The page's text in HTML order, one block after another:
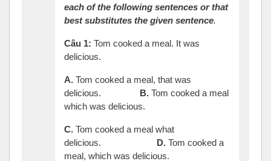
each of the following sentences or that
best substitutes the given sentence.
Câu 1: Tom cooked a meal. It was
delicious.
A. Tom cooked a meal, that was
delicious. B. Tom cooked a meal
which was delicious.
C. Tom cooked a meal what
delicious. D. Tom cooked a
meal, which was delicious.